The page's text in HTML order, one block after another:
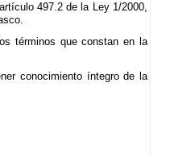
497.2 de la Ley 1/2000,
términos que constan en la
conocimiento íntegro de la